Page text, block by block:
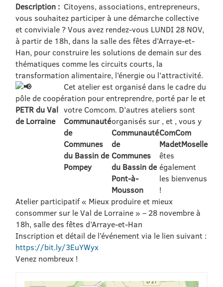
Description : Citoyens, associations, entrepreneurs,
vous souhaitez participer à une démarche collective
et conviviale ? Vous avez rendez-vous LUNDI 28 NOV,
à partir de 18h, dans la salle des fêtes d’Arraye-et-
Han, pour construire les solutions de demain sur des
thématiques comme les circuits courts, la
transformation alimentaire, l’énergie ou l’attractivité.
Cet atelier est organisé dans le cadre du
pôle de coopération pour entreprendre, porté par le
PETR du Val
de Lorraine
et
votre Comcom. D’autres ateliers sont
organisés sur
Communauté
de
Communes
du Bassin de
Pompey
,
Communauté
de
Communes
du Bassin de
Pont-à-
Mousson
et
ComCom
MadetMoselle
, vous y
êtes
également
les bienvenus
!
Atelier participatif « Mieux produire et mieux
consommer sur le Val de Lorraine » – 28 novembre à
18h, salle des fêtes d’Arraye-et-Han
Inscription et détail de l’événement via le lien suivant :
https://bit.ly/3EuYWyx
Venez nombreux !